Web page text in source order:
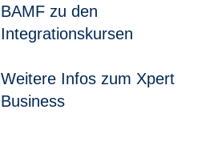
BAMF zu den
Integrationskursen
Weitere Infos zum Xpert
Business